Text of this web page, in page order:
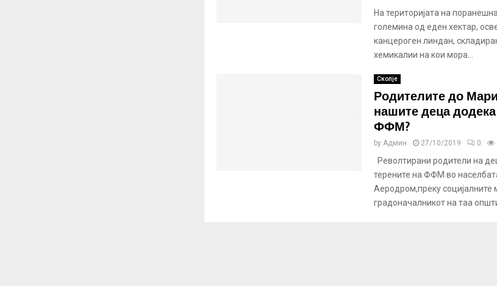
На територијата на
големина од еден хектар,
канцероген линдан,
хемикалии на кои мора...
Скопје
Родителите до
нашите деца
ФФМ?
by Админ 27/10/2019 0
Револтирани родители на
терените на ФФМ во
Аеродром,преку
градоначалникот на таа